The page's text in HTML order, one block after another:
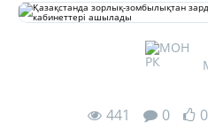
441 0 0